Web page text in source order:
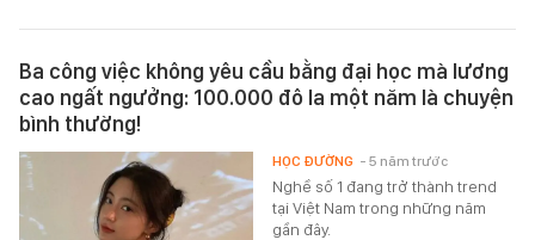
Ba công việc không yêu cầu bằng đại học mà lương
cao ngất ngưởng: 100.000 đô la một năm là chuyện
bình thường!
Nghề số 1 đang trở thành trend
tại Việt Nam trong những năm
gần đây.
HỌC ĐƯỜNG - 5 năm trước